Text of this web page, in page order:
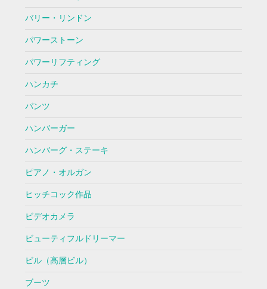
バリー・リンドン
パワーストーン
パワーリフティング
ハンカチ
パンツ
ハンバーガー
ハンバーグ・ステーキ
ピアノ・オルガン
ヒッチコック作品
ビデオカメラ
ビューティフルドリーマー
ビル（高層ビル）
ブーツ